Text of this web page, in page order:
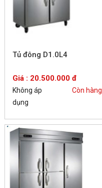
Tủ đông D1.0L4
Giá : 20.500.000 đ
Không áp
dụng
Còn hàng